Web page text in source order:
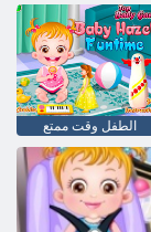
الطفل وقت ممتع